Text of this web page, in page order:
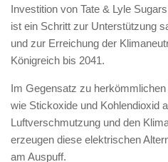
Investition von Tate & Lyle
ist ein Schritt zur Unterstützung
und zur Erreichung der
Königreich bis 2041.
Im Gegensatz zu
wie Stickoxide und Kohlendioxid
Luftverschmutzung und den
erzeugen diese elektrischen
am Auspuff.